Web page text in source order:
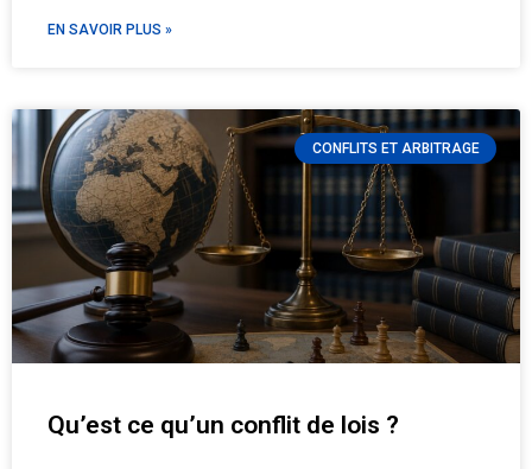
EN SAVOIR PLUS »
CONFLITS ET ARBITRAGE
Qu’est ce qu’un conflit de lois ?